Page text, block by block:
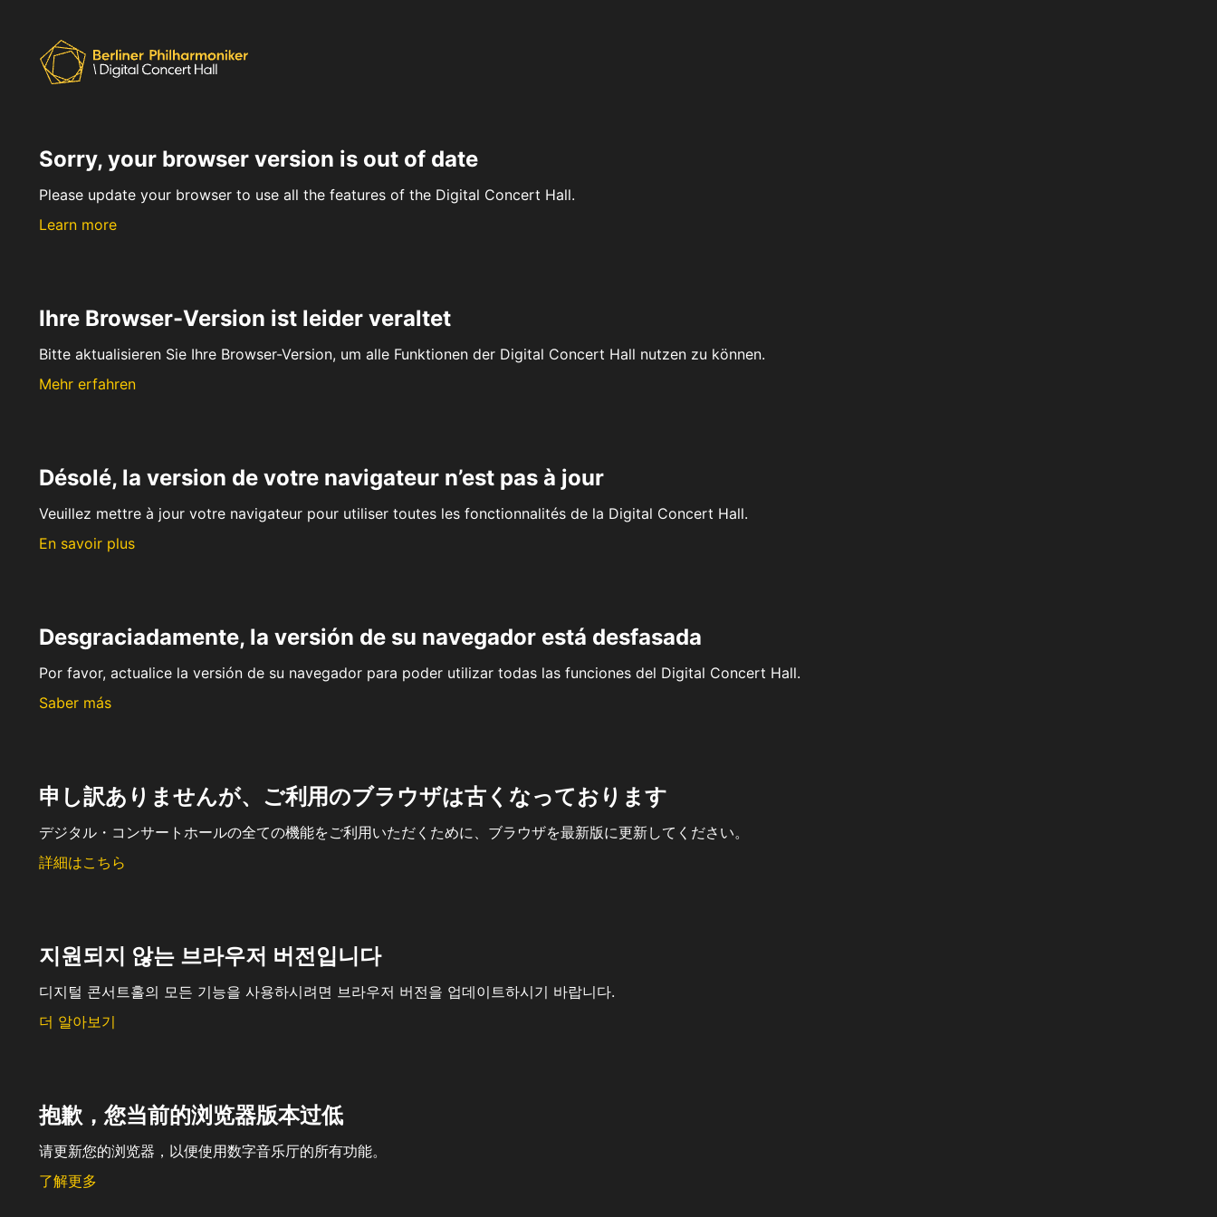
Sorry, your browser version is out of date
Please update your browser to use all the features of the Digital Concert Hall.
Learn more
Ihre Browser-Version ist leider veraltet
Bitte aktualisieren Sie Ihre Browser-Version, um alle Funktionen der Digital Concert Hall nutzen zu können.
Mehr erfahren
Désolé, la version de votre navigateur n’est pas à jour
Veuillez mettre à jour votre navigateur pour utiliser toutes les fonctionnalités de la Digital Concert Hall.
En savoir plus
Desgraciadamente, la versión de su navegador está desfasada
Por favor, actualice la versión de su navegador para poder utilizar todas las funciones del Digital Concert Hall.
Saber más
申し訳ありませんが、ご利用のブラウザは古くなっております
デジタル・コンサートホールの全ての機能をご利用いただくために、ブラウザを最新版に更新してください。
詳細はこちら
지원되지 않는 브라우저 버전입니다
디지털 콘서트홀의 모든 기능을 사용하시려면 브라우저 버전을 업데이트하시기 바랍니다.
더 알아보기
抱歉，您当前的浏览器版本过低
请更新您的浏览器，以便使用数字音乐厅的所有功能。
了解更多